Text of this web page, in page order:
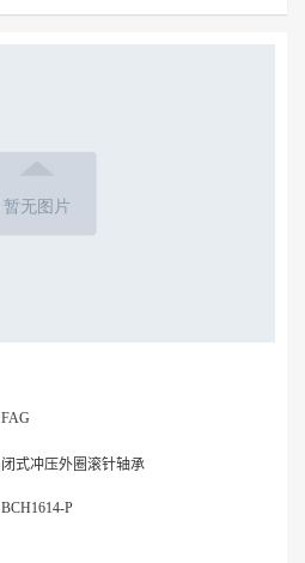
FAG
闭式冲压外圈滚针轴承
BCH1614-P